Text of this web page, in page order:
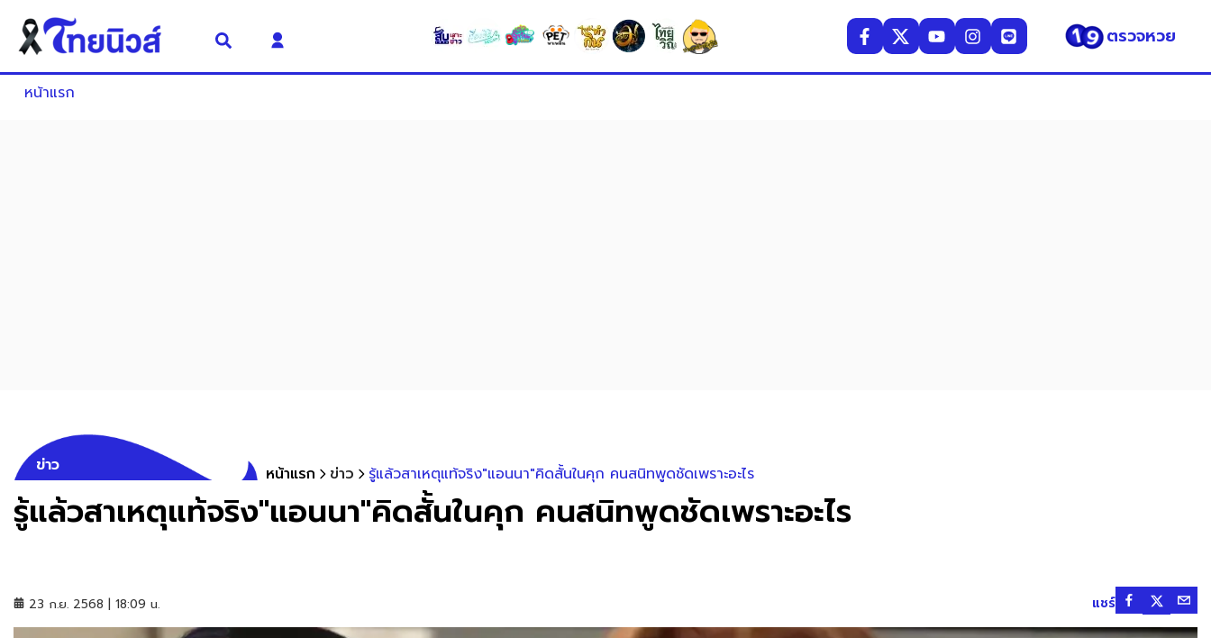
ตรวจหวย
หน้าแรก
ข่าว หน้าแรก ข่าว รู้แล้วสาเหตุแท้จริง"แอนนา"คิดสั้นในคุก คนสนิทพูดชัดเพราะอะไร
รู้แล้วสาเหตุแท้จริง"แอนนา"คิดสั้นในคุก คนสนิทพูดชัดเพราะอะไร
23 ก.ย. 2568 | 18:09 น. แชร์